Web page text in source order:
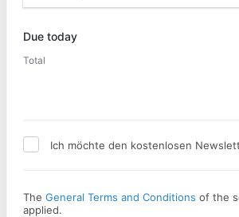
Due today
Total
Ich möchte den kostenlosen
The General Terms and Conditions of the
applied.